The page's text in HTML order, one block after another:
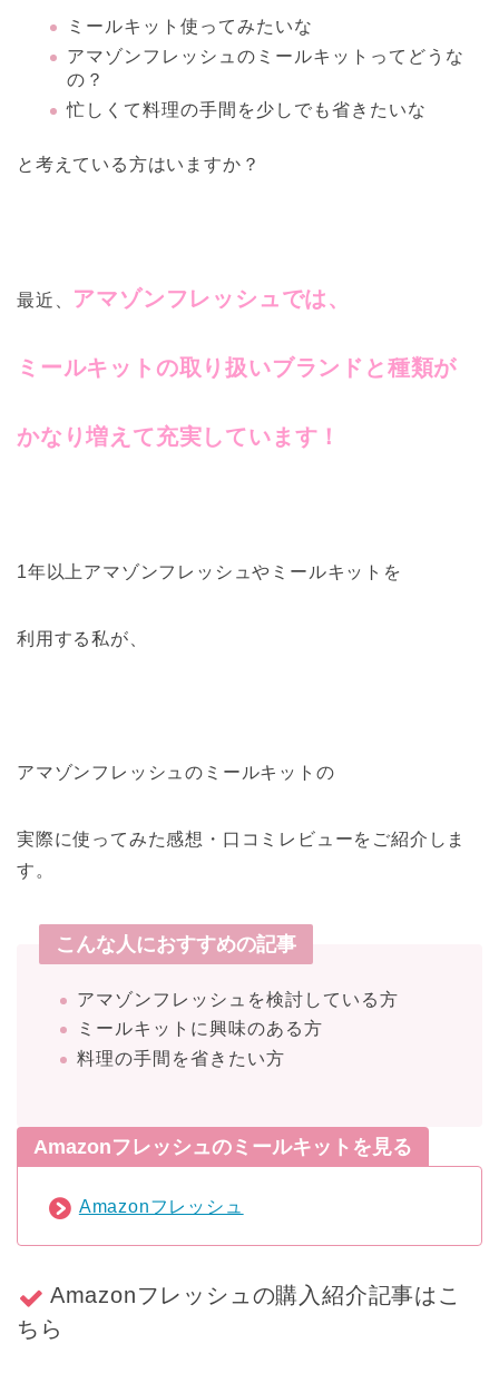
ミールキット使ってみたいな
アマゾンフレッシュのミールキットってどうな
の？
忙しくて料理の手間を少しでも省きたいな
と考えている方はいますか？
最近、 アマゾンフレッシュでは、
ミールキットの取り扱いブランドと種類が
かなり増えて充実しています！
1年以上アマゾンフレッシュやミールキットを
利用する私が、
アマゾンフレッシュのミールキットの
実際に使ってみた感想・口コミレビューをご紹介しま
す。
こんな人におすすめの記事
アマゾンフレッシュを検討している方
ミールキットに興味のある方
料理の手間を省きたい方
Amazonフレッシュのミールキットを見る
Amazonフレッシュ
Amazonフレッシュの購入紹介記事はこ
ちら